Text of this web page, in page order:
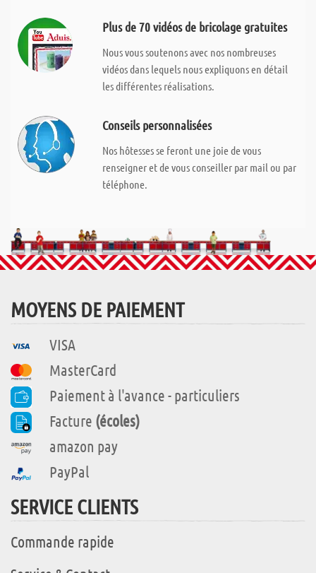
Plus de 70 vidéos de bricolage gratuites
Nous vous soutenons avec nos nombreuses
vidéos dans lequels nous expliquons en détail
les différentes réalisations.
Conseils personnalisées
Nos hôtesses se feront une joie de vous
renseigner et de vous conseiller par mail ou par
téléphone.
MOYENS DE PAIEMENT
VISA
MasterCard
Paiement à l'avance - particuliers
Facture (écoles)
amazon pay
PayPal
SERVICE CLIENTS
Commande rapide